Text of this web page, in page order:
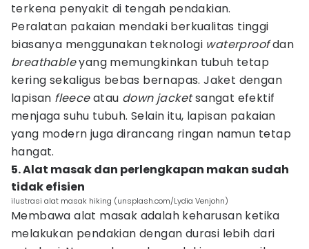
terkena penyakit di tengah pendakian.
Peralatan pakaian mendaki berkualitas tinggi
biasanya menggunakan teknologi waterproofdan
breathableyang memungkinkan tubuh tetap
kering sekaligus bebas bernapas. Jaket dengan
lapisan fleeceatau down jacketsangat efektif
menjaga suhu tubuh. Selain itu, lapisan pakaian
yang modern juga dirancang ringan namun tetap
hangat.
5. Alat masak dan perlengkapan makan sudah
tidak efisien
ilustrasi alat masak hiking (unsplash.com/Lydia Venjohn)
Membawa alat masak adalah keharusan ketika
melakukan pendakian dengan durasi lebih dari